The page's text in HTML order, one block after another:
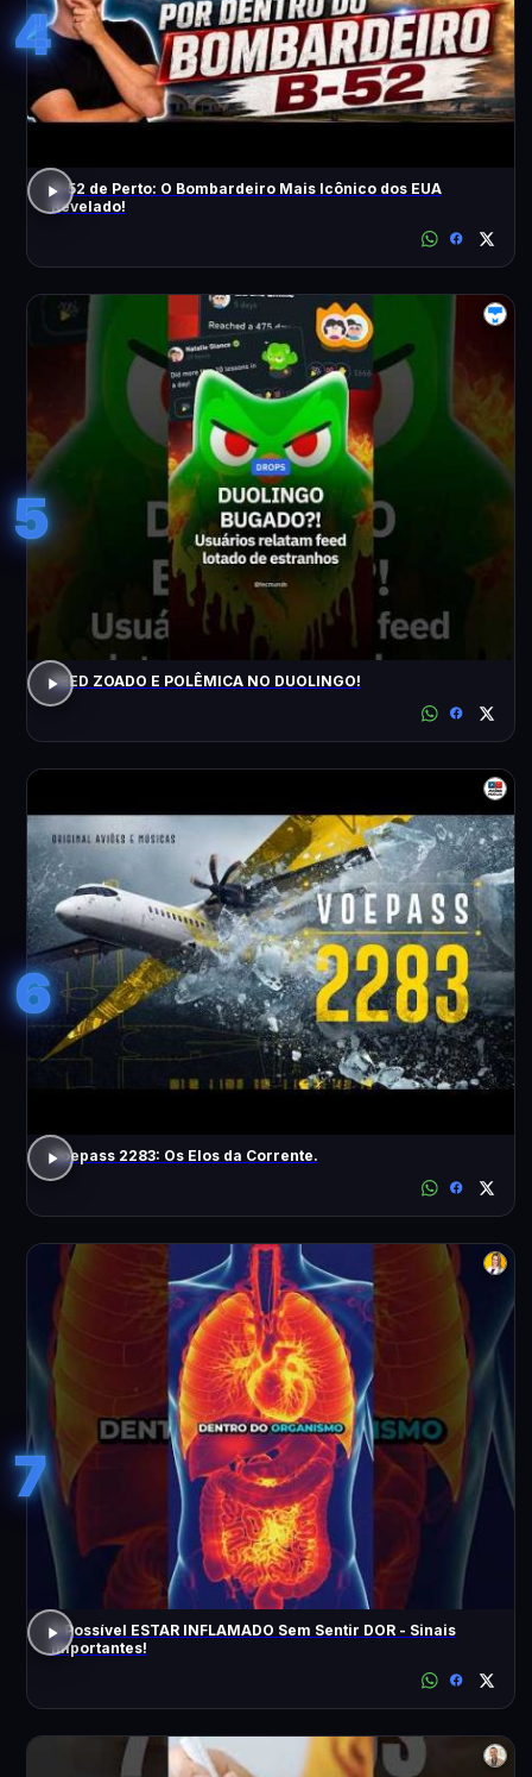
4
B-52 de Perto: O Bombardeiro Mais Icônico dos EUA
Revelado!
5
FEED ZOADO E POLÊMICA NO DUOLINGO!
6
Voepass 2283: Os Elos da Corrente.
7
É Possível ESTAR INFLAMADO Sem Sentir DOR - Sinais
Importantes!